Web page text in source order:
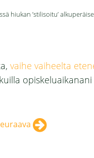
hiukan ’stilisoitu’
vaihe vaiheelta